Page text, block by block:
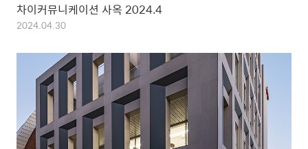
차이커뮤니케이션 사옥 2024.4
2024.04.30